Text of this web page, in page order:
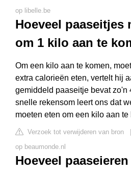
op libelle.be
Hoeveel paaseitjes
om 1 kilo aan te
Om een kilo aan te komen,
extra calorieën eten, vertelt hij
gemiddeld paaseitje bevat zo'n
snelle rekensom leert ons dat
moeten eten om een kilo aan te
Verzoek tot verwijderen van bron
op beaumonde.nl
Hoeveel